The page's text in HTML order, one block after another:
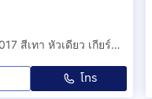
FORD RANGER 2.2 XL STANDARD CAB ปี 2017 สีเทา หัวเดียว เกียร์ธรรมดา 3ฒห266
โทร